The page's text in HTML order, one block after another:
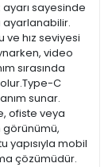
ayarı sayesinde
hız seviyesi
video
sırasında
olur.Type-C
sunar.
ofiste veya
görünümü,
yapısıyla mobil
çözümüdür.